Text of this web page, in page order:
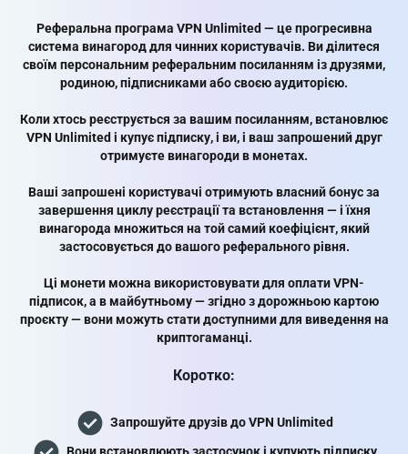
Реферальна програма VPN Unlimited — це прогресивна
система винагород для чинних користувачів. Ви ділитеся
своїм персональним реферальним посиланням із друзями,
родиною, підписниками або своєю аудиторією.
Коли хтось реєструється за вашим посиланням, встановлює
VPN Unlimited і купує підписку, і ви, і ваш запрошений друг
отримуєте винагороди в монетах.
Ваші запрошені користувачі отримують власний бонус за
завершення циклу реєстрації та встановлення — і їхня
винагорода множиться на той самий коефіцієнт, який
застосовується до вашого реферального рівня.
Ці монети можна використовувати для оплати VPN-
підписок, а в майбутньому — згідно з дорожньою картою
проєкту — вони можуть стати доступними для виведення на
криптогаманці.
Коротко:
Запрошуйте друзів до VPN Unlimited